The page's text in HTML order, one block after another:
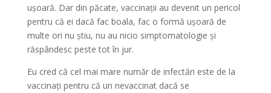
ușoară. Dar din păcate, vaccinații au devenit un pericol
pentru că ei dacă fac boala, fac o formă ușoară de
multe ori nu știu, nu au nicio simptomatologie și
răspândesc peste tot în jur.
Eu cred că cel mai mare număr de infectări este de la
vaccinați pentru că un nevaccinat dacă se